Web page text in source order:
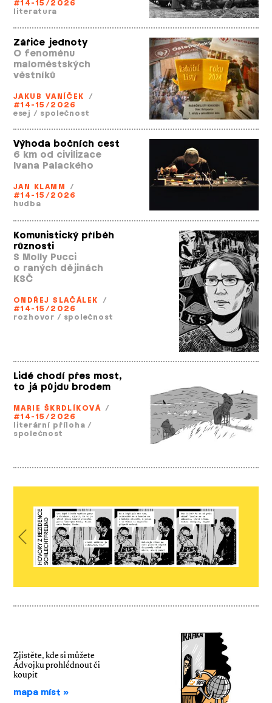
#14-15/2026
literatura
Zářiče jednoty
O fenoménu
maloměstských
věstníků
JAKUB VANÍČEK /
#14-15/2026
esej / společnost
Výhoda bočních cest
6 km od civilizace
Ivana Palackého
JAN KLAMM /
#14-15/2026
hudba
Komunistický příběh
různosti
S Molly Pucci
o raných dějinách
KSČ
ONDŘEJ SLAČÁLEK /
#14-15/2026
rozhovor / společnost
Lidé chodí přes most,
to já půjdu brodem
MARIE ŠKRDLÍKOVÁ /
#14-15/2026
literární příloha /
společnost
Previous Next
Zjistěte, kde si můžete
Ádvojku prohlédnout či
koupit
mapa míst »